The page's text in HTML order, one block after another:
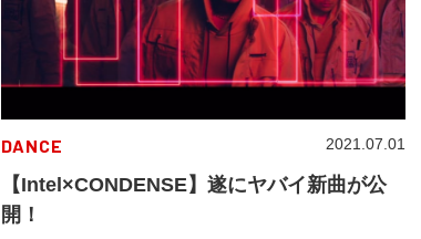
DANCE
【Intel×CONDENSE】遂にヤバイ新曲が公
開！
2021.07.01